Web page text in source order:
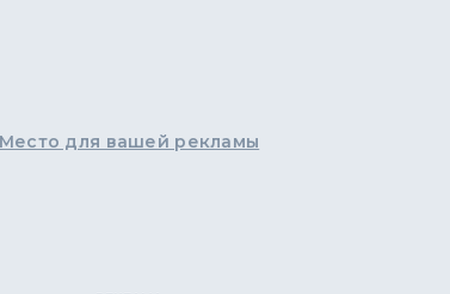
Место для вашей рекламы